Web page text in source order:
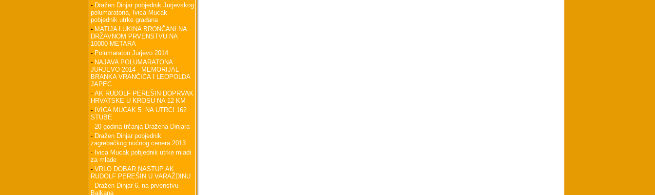
- Dražen Dinjar pobjednik Jurjevskog
polumaratona, Ivica Mucak
pobjednik utrke građana
- MATIJA LUKINA BRONČANI NA
DRŽAVNOM PRVENSTVU NA
10000 METARA
- Polumaraton Jurjevo 2014
- NAJAVA POLUMARATONA
JURJEVO 2014 - MEMORIJAL
BRANKA VRANČIĆA I LEOPOLDA
JAPEC
- AK RUDOLF PEREŠIN DOPRVAK
HRVATSKE U KROSU NA 12 KM
- IVICA MUCAK 5. NA UTRCI 162
STUBE
- 20 godina trčanja Dražena Dinjara
- Dražen Dinjar pobjednik
zagrebačkog noćnog cenera 2013.
- Ivica Mucak pobjednik utrke mladi
za mlade
- VRLO DOBAR NASTUP AK
RUDOLF PEREŠIN U VARAŽDINU
- Dražen Dinjar 6. na prvenstvu
Balkana